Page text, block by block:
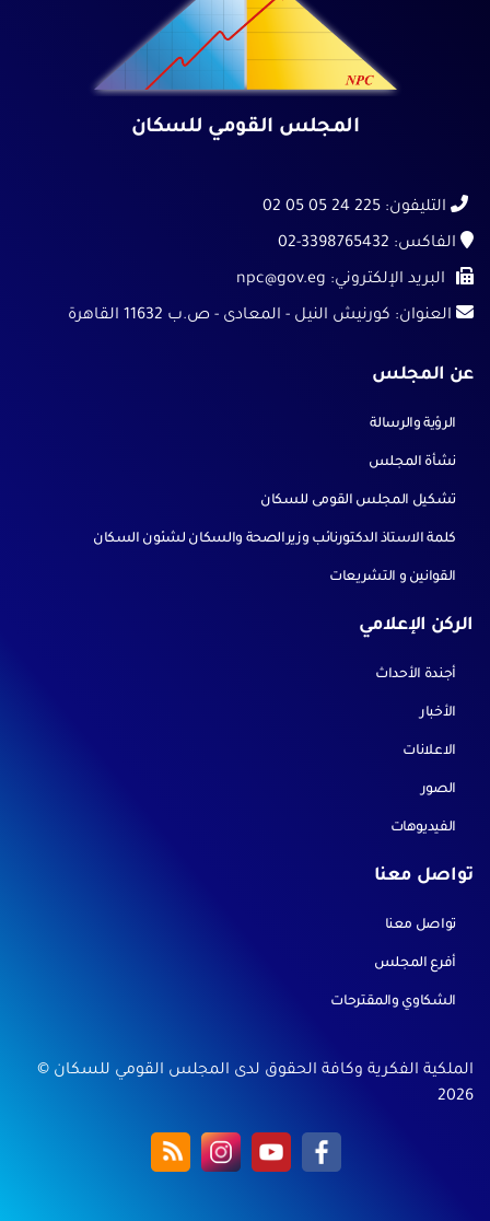
المجلس القومي للسكان
التليفون: 225 24 05 05 02
الفاكس: 02-3398765432
البريد الإلكتروني: npc@gov.eg
العنوان: كورنيش النيل - المعادى - ص.ب 11632 القاهرة
عن المجلس
الرؤية والرسالة
نشأة المجلس
تشكيل المجلس القومى للسكان
كلمة الاستاذ الدكتورنائب وزيرالصحة والسكان لشئون السكان
القوانين و التشريعات
الركن الإعلامي
أجندة الأحداث
الأخبار
الاعلانات
الصور
الفيديوهات
تواصل معنا
تواصل معنا
أفرع المجلس
الشكاوي والمقترحات
الملكية الفكرية وكافة الحقوق لدى المجلس القومي للسكان ©
2026